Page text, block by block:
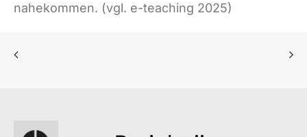
nahekommen. (vgl. e-teaching 2025)